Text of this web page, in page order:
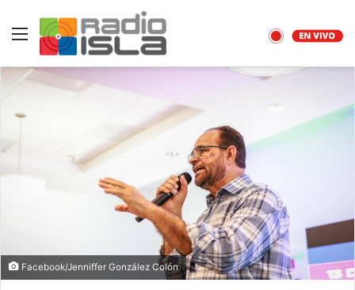
Menu
Facebook/Jenniffer González Colón